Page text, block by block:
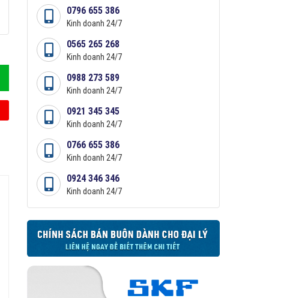
0796 655 386
Kinh doanh 24/7
0565 265 268
Kinh doanh 24/7
0988 273 589
Kinh doanh 24/7
0921 345 345
Kinh doanh 24/7
0766 655 386
Kinh doanh 24/7
0924 346 346
Kinh doanh 24/7